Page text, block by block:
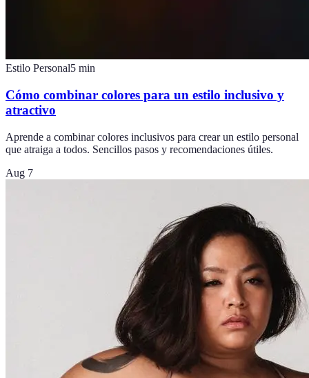
Estilo Personal5 min
Cómo combinar colores para un estilo inclusivo y
atractivo
Aprende a combinar colores inclusivos para crear un estilo personal
que atraiga a todos. Sencillos pasos y recomendaciones útiles.
Aug 7